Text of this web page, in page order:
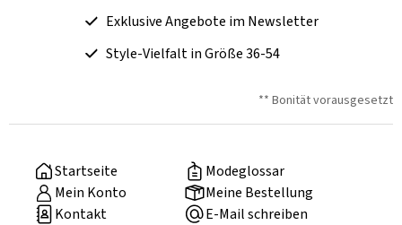
Exklusive Angebote im Newsletter
Style-Vielfalt in Größe 36-54
** Bonität vorausgesetzt
Startseite
Modeglossar
Mein Konto
Meine Bestellung
Kontakt
E-Mail schreiben